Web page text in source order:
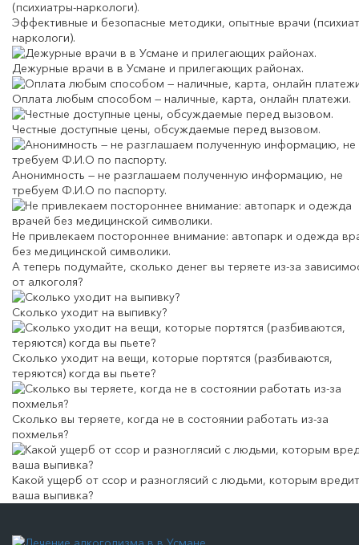
Эффективные и безопасные методики, опытные врачи
наркологи).
Дежурные врачи в в Усмане и прилегающих районах.
Оплата любым способом — наличные, карта, онлайн платежи.
Честные доступные цены, обсуждаемые перед вызовом.
Анонимность — не разглашаем полученную информацию, не
требуем Ф.И.О по паспорту.
Не привлекаем постороннее внимание: автопарк и одежда
без медицинской символики.
А теперь подумайте, сколько денег вы теряете из-за
от алкоголя?
Сколько уходит на выпивку?
Сколько уходит на вещи, которые портятся (разбиваются,
теряются) когда вы пьете?
Сколько вы теряете, когда не в состоянии работать из-за
похмелья?
Какой ущерб от ссор и разноглясий с людьми, которым вредит
ваша выпивка?